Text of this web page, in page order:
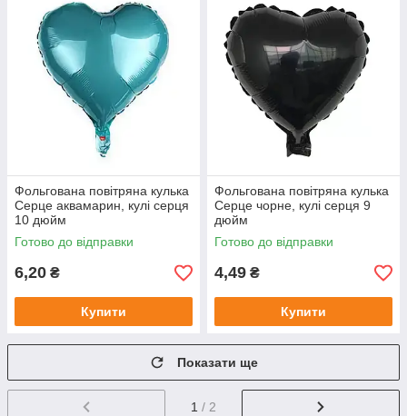
Фольгована повітряна кулька
Серце аквамарин, кулі серця
10 дюйм
Готово до відправки
6,20 ₴
Купити
Фольгована повітряна кулька
Серце чорне, кулі серця 9
дюйм
Готово до відправки
4,49 ₴
Купити
Показати ще
1 / 2